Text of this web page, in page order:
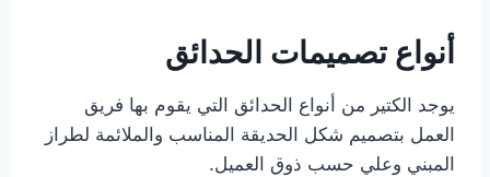
أنواع تصميمات الحدائق
يوجد الكتير من أنواع الحدائق التي يقوم بها فريق
العمل بتصميم شكل الحديقة المناسب والملائمة لطراز
المبني وعلي حسب ذوق العميل.